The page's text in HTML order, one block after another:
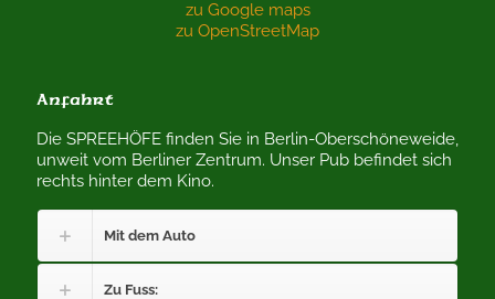
zu Google maps
zu OpenStreetMap
Anfahrt
Die SPREEHÖFE finden Sie in Berlin-Oberschöneweide,
unweit vom Berliner Zentrum. Unser Pub befindet sich
rechts hinter dem Kino.
Mit dem Auto
Zu Fuss: